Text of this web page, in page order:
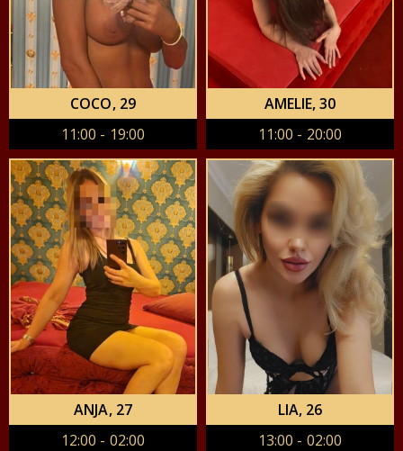
COCO, 29
11:00 - 19:00
AMELIE, 30
11:00 - 20:00
ANJA, 27
12:00 - 02:00
LIA, 26
13:00 - 02:00